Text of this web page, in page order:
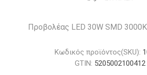
Προβολέας LED 30W SMD
Κωδικός προϊόντος(SKU):
GTIN: 5205002100412